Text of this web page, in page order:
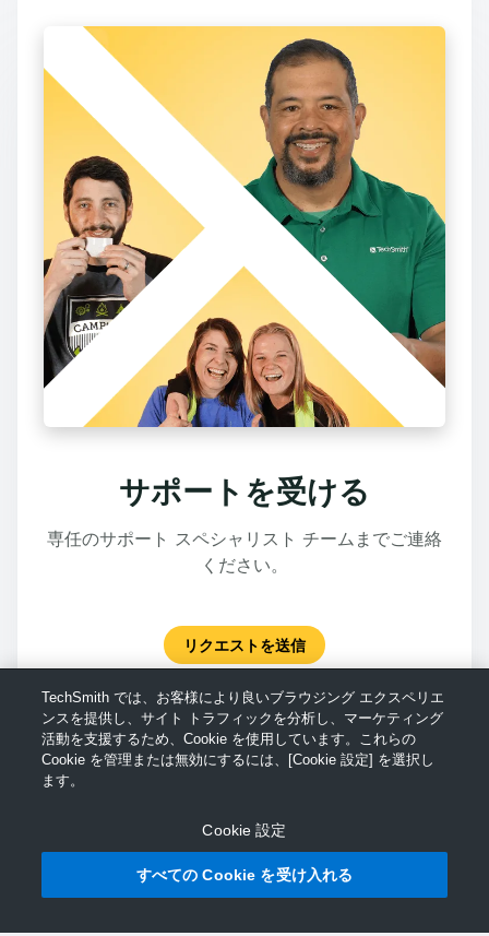
サポートを受ける
専任のサポート スペシャリスト チームまでご連絡
ください。
リクエストを送信
TechSmith では、お客様により良いブラウジング エクスペリエ
ンスを提供し、サイト トラフィックを分析し、マーケティング
活動を支援するため、Cookie を使用しています。これらの
Cookie を管理または無効にするには、[Cookie 設定] を選択し
ます。
Cookie 設定
すべての Cookie を受け入れる